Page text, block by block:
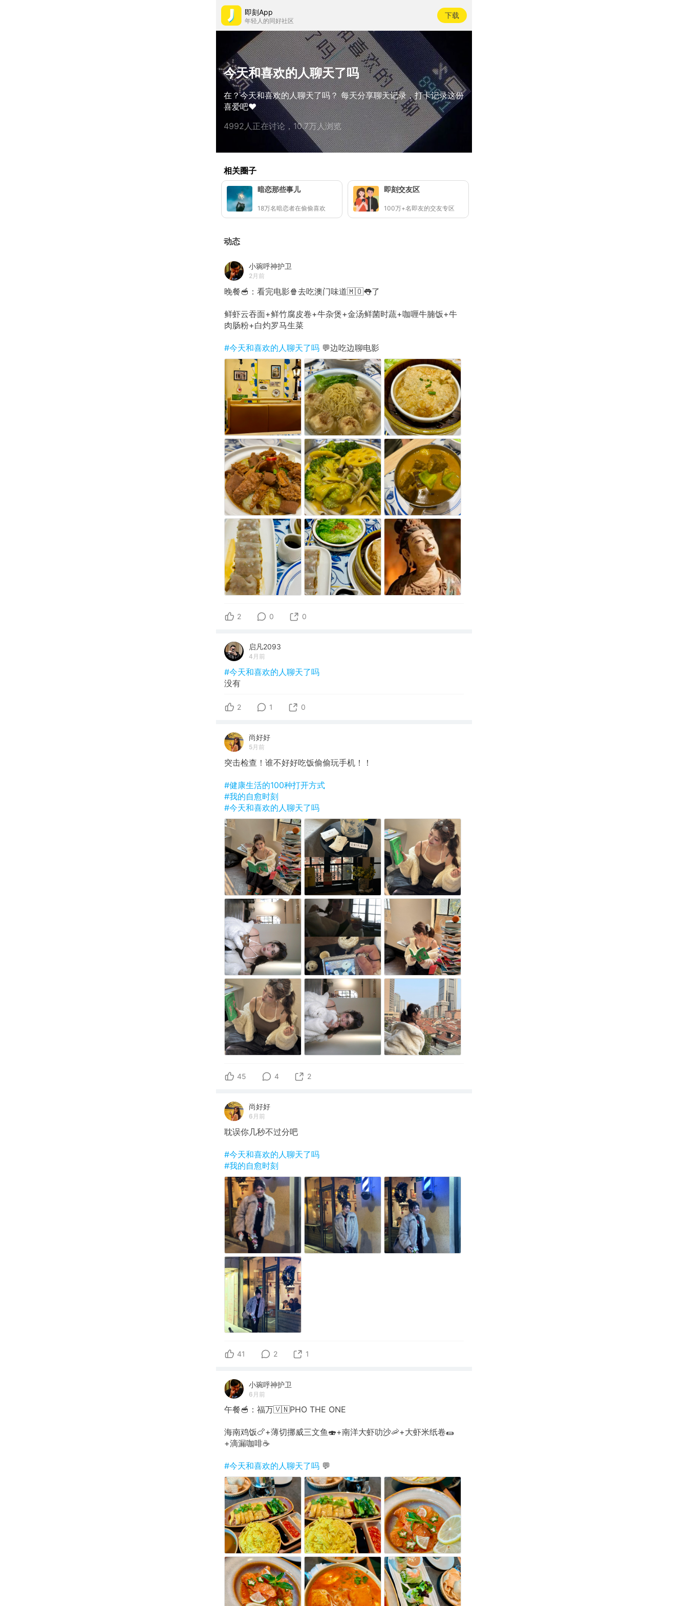
即刻App
年轻人的同好社区
下载
今天和喜欢的人聊天了吗
在？今天和喜欢的人聊天了吗？ 每天分享聊天记录，打卡记录这份
喜爱吧❤️
4992人正在讨论，10.7万人浏览
相关圈子
暗恋那些事儿
18万名暗恋者在偷偷喜欢
即刻交友区
100万+名即友的交友专区
动态
小琬呼神护卫
2月前
晚餐🥣：看完电影🍿去吃澳门味道🇲🇴👅了
鲜虾云吞面+鲜竹腐皮卷+牛杂煲+金汤鲜菌时蔬+咖喱牛腩饭+牛
肉肠粉+白灼罗马生菜
#今天和喜欢的人聊天了吗 💬边吃边聊电影
2 0 0
启凡2093
4月前
#今天和喜欢的人聊天了吗
没有
2 1 0
尚好好
5月前
突击检查！谁不好好吃饭偷偷玩手机！！
#健康生活的100种打开方式
#我的自愈时刻
#今天和喜欢的人聊天了吗
45 4 2
尚好好
6月前
耽误你几秒不过分吧
#今天和喜欢的人聊天了吗
#我的自愈时刻
41 2 1
小琬呼神护卫
6月前
午餐🥣：福万🇻🇳PHO THE ONE
海南鸡饭🍗+薄切挪威三文鱼🍣+南洋大虾叻沙🦐+大虾米纸卷🌯
+滴漏咖啡☕️
#今天和喜欢的人聊天了吗 💬